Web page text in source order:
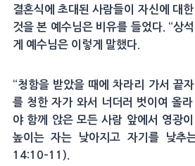
결혼식에 초대된 사람들이 자신에 대
것을 본 예수님은 비유를 들었다. “상
게 예수님은 이렇게 말했다.
“청함을 받았을 때에 차라리 가서 끝
를 청한 자가 와서 너더러 벗이여 올
야 함께 앉은 모든 사람 앞에서 영광
높이는 자는 낮아지고 자기를 낮추
14:10–11).